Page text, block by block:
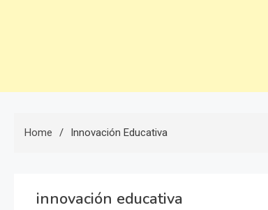
Home Innovación Educativa
innovación educativa